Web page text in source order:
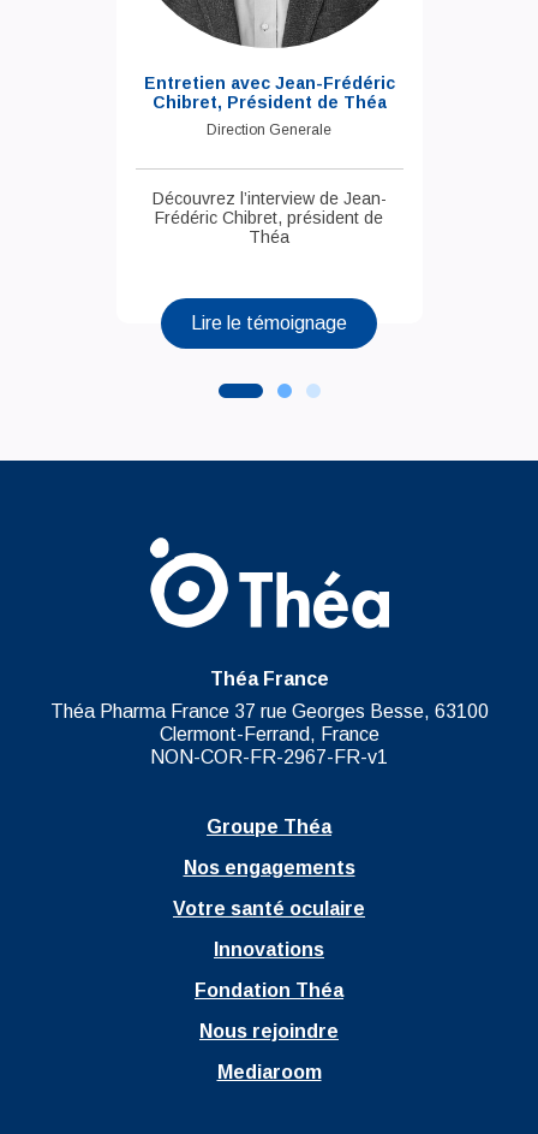
Entretien avec Jean-Frédéric
Chibret, Président de Théa
Direction Generale
Découvrez l’interview de Jean-
Frédéric Chibret, président de
Théa
Lire le témoignage
Théa France
Théa Pharma France 37 rue Georges Besse, 63100
Clermont-Ferrand, France
NON-COR-FR-2967-FR-v1
Groupe Théa
Nos engagements
Votre santé oculaire
Innovations
Fondation Théa
Nous rejoindre
Mediaroom